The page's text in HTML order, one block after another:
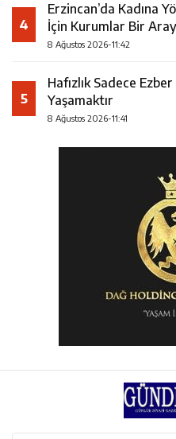
4
Erzincan’da Kadına
İçin Kurumlar Bir
8 Ağustos 2026-11:42
5
Hafızlık Sadece
Yaşamaktır
8 Ağustos 2026-11:41